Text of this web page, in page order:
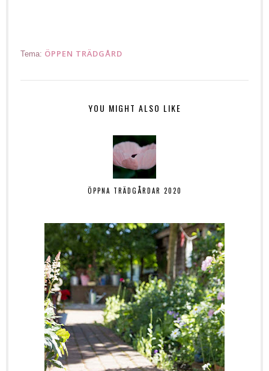
Tema: ÖPPEN TRÄDGÅRD
YOU MIGHT ALSO LIKE
ÖPPNA TRÄDGÅRDAR 2020